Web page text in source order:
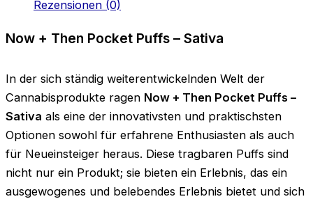
Rezensionen (0)
Now + Then Pocket Puffs – Sativa
In der sich ständig weiterentwickelnden Welt der
Cannabisprodukte ragen Now + Then Pocket Puffs –
Sativa als eine der innovativsten und praktischsten
Optionen sowohl für erfahrene Enthusiasten als auch
für Neueinsteiger heraus. Diese tragbaren Puffs sind
nicht nur ein Produkt; sie bieten ein Erlebnis, das ein
ausgewogenes und belebendes Erlebnis bietet und sich